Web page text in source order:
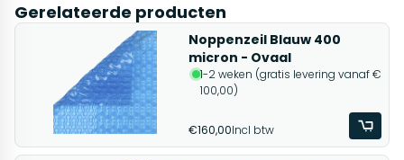
Gerelateerde producten
Noppenzeil Blauw 400
micron - Ovaal
1-2 weken (gratis levering vanaf €
100,00)
€160,00Incl btw